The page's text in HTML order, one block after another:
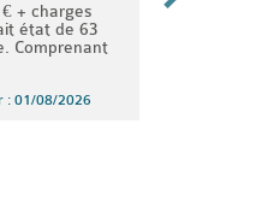
+ charges
état de 63
Comprenant
: 01/08/2026